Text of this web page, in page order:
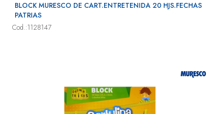
BLOCK MURESCO DE CART.ENTRETENIDA 20 HJS.FECHAS
PATRIAS
Cod.:1128147